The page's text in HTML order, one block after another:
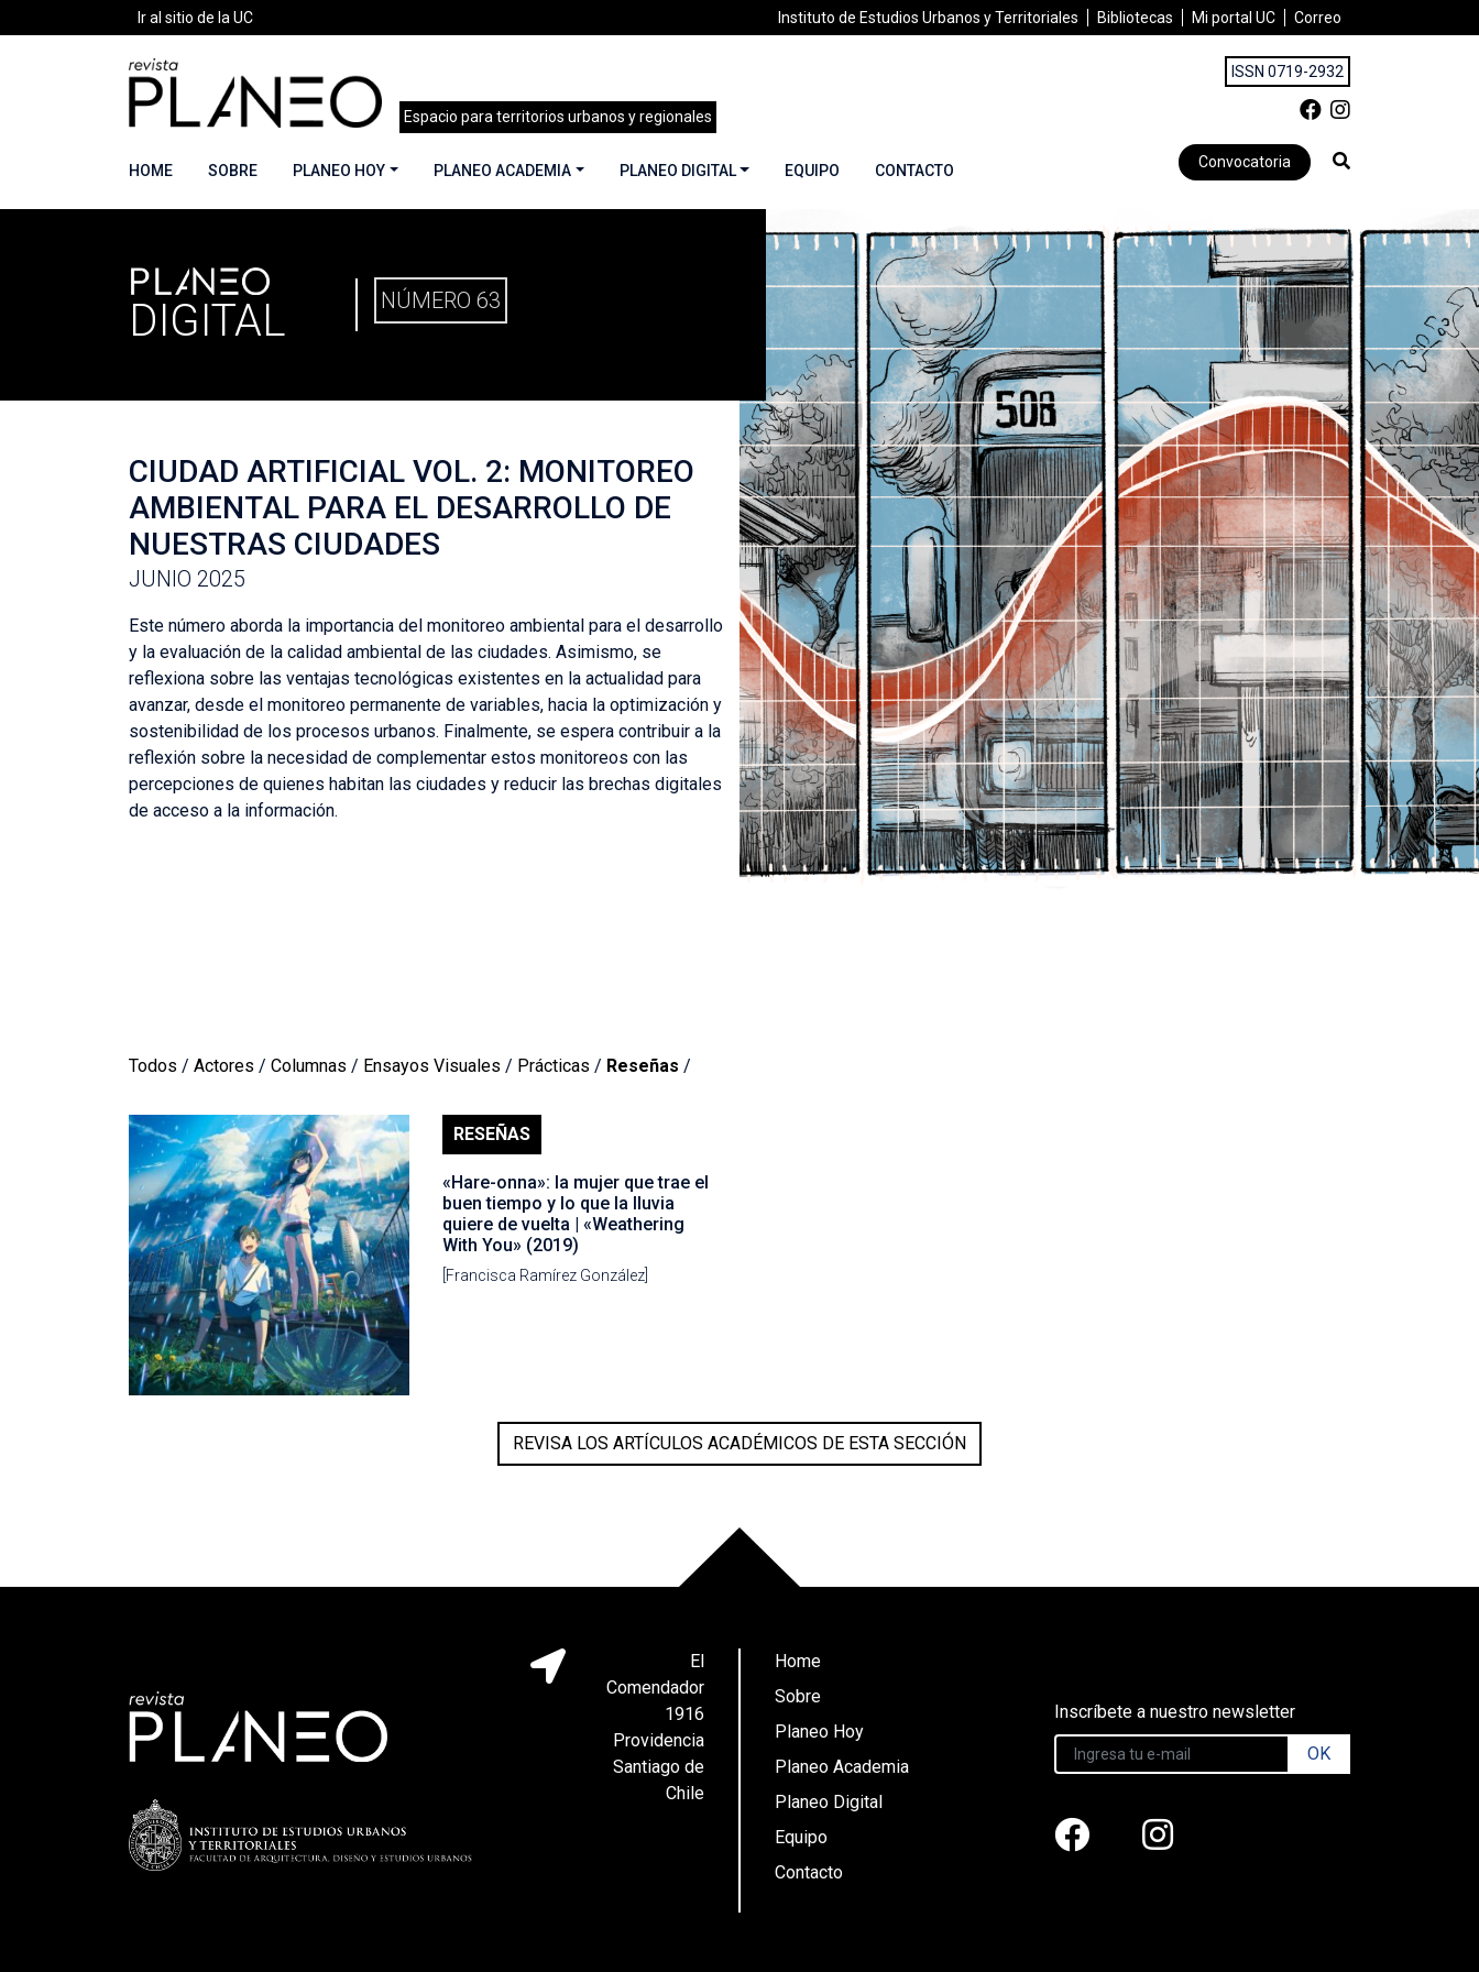
Ir al sitio de la UC Instituto de Estudios Urbanos y Territoriales Bibliotecas Mi portal UC Correo
Espacio para territorios urbanos y regionales
ISSN 0719-2932
HOME SOBRE PLANEO HOY PLANEO ACADEMIA PLANEO DIGITAL EQUIPO CONTACTO Convocatoria
PORTADA »PLANEO DIGITAL »PLANEO 63 | CIUDAD ARTIFICIAL VOL. 2: MONITOREO AMBIENTAL PARA EL DESARROLLO DE NUESTRAS CIUDADES | JUNIO 2025
PLANEO
DIGITAL
NÚMERO 63
CIUDAD ARTIFICIAL VOL. 2: MONITOREO
AMBIENTAL PARA EL DESARROLLO DE
NUESTRAS CIUDADES
JUNIO 2025
Este número aborda la importancia del monitoreo ambiental para el desarrollo
y la evaluación de la calidad ambiental de las ciudades. Asimismo, se
reflexiona sobre las ventajas tecnológicas existentes en la actualidad para
avanzar, desde el monitoreo permanente de variables, hacia la optimización y
sostenibilidad de los procesos urbanos. Finalmente, se espera contribuir a la
reflexión sobre la necesidad de complementar estos monitoreos con las
percepciones de quienes habitan las ciudades y reducir las brechas digitales
de acceso a la información.
Todos / Actores / Columnas / Ensayos Visuales / Prácticas / Reseñas /
RESEÑAS
«Hare-onna»: la mujer que trae el
buen tiempo y lo que la lluvia
quiere de vuelta | «Weathering
With You» (2019)
[Francisca Ramírez González]
REVISA LOS ARTÍCULOS ACADÉMICOS DE ESTA SECCIÓN
El
Comendador
1916
Providencia
Santiago de
Chile
Home
Sobre
Planeo Hoy
Planeo Academia
Planeo Digital
Equipo
Contacto
Inscríbete a nuestro newsletter
OK